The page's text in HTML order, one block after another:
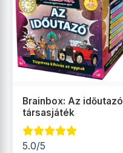
Brainbox: Az időutazó
társasjáték
5.0/5